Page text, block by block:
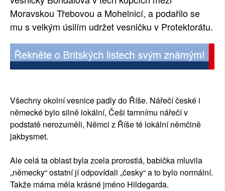
Moravskou Třebovou a Mohelnicí, a podařilo se
mu s velkým úsilím udržet vesničku v Protektorátu.
Všechny okolní vesnice padly do Říše. Nářečí české i
německé bylo silně lokální, Češi tamnímu nářečí v
podstatě nerozuměli, Němci z Říše té lokální němčině
jakbysmet.
Ale celá ta oblast byla zcela prorostlá, babička mluvila
„německy“ ostatní jí odpovídali „česky“ a to bylo normální.
Takže máma měla krásné jméno Hildegarda.